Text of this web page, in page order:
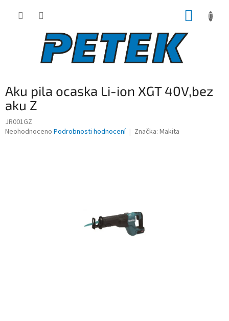
Aku pila ocaska Li-ion XGT 40V,bez
aku Z
JR001GZ
Průměrné
Neohodnoceno Podrobnosti hodnocení Značka: Makita